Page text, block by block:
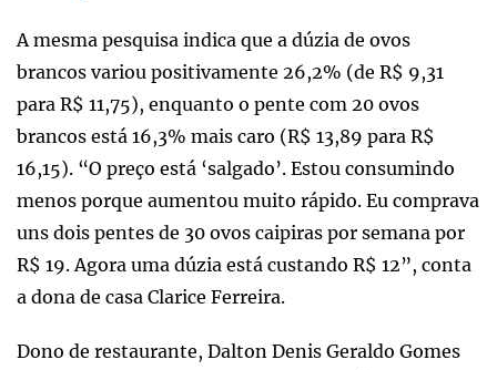
A mesma pesquisa indica que a dúzia de ovos
brancos variou positivamente 26,2% (de R$ 9,31
para R$ 11,75), enquanto o pente com 20 ovos
brancos está 16,3% mais caro (R$ 13,89 para R$
16,15). “O preço está ‘salgado’. Estou consumindo
menos porque aumentou muito rápido. Eu comprava
uns dois pentes de 30 ovos caipiras por semana por
R$ 19. Agora uma dúzia está custando R$ 12”, conta
a dona de casa Clarice Ferreira.
Dono de restaurante, Dalton Denis Geraldo Gomes